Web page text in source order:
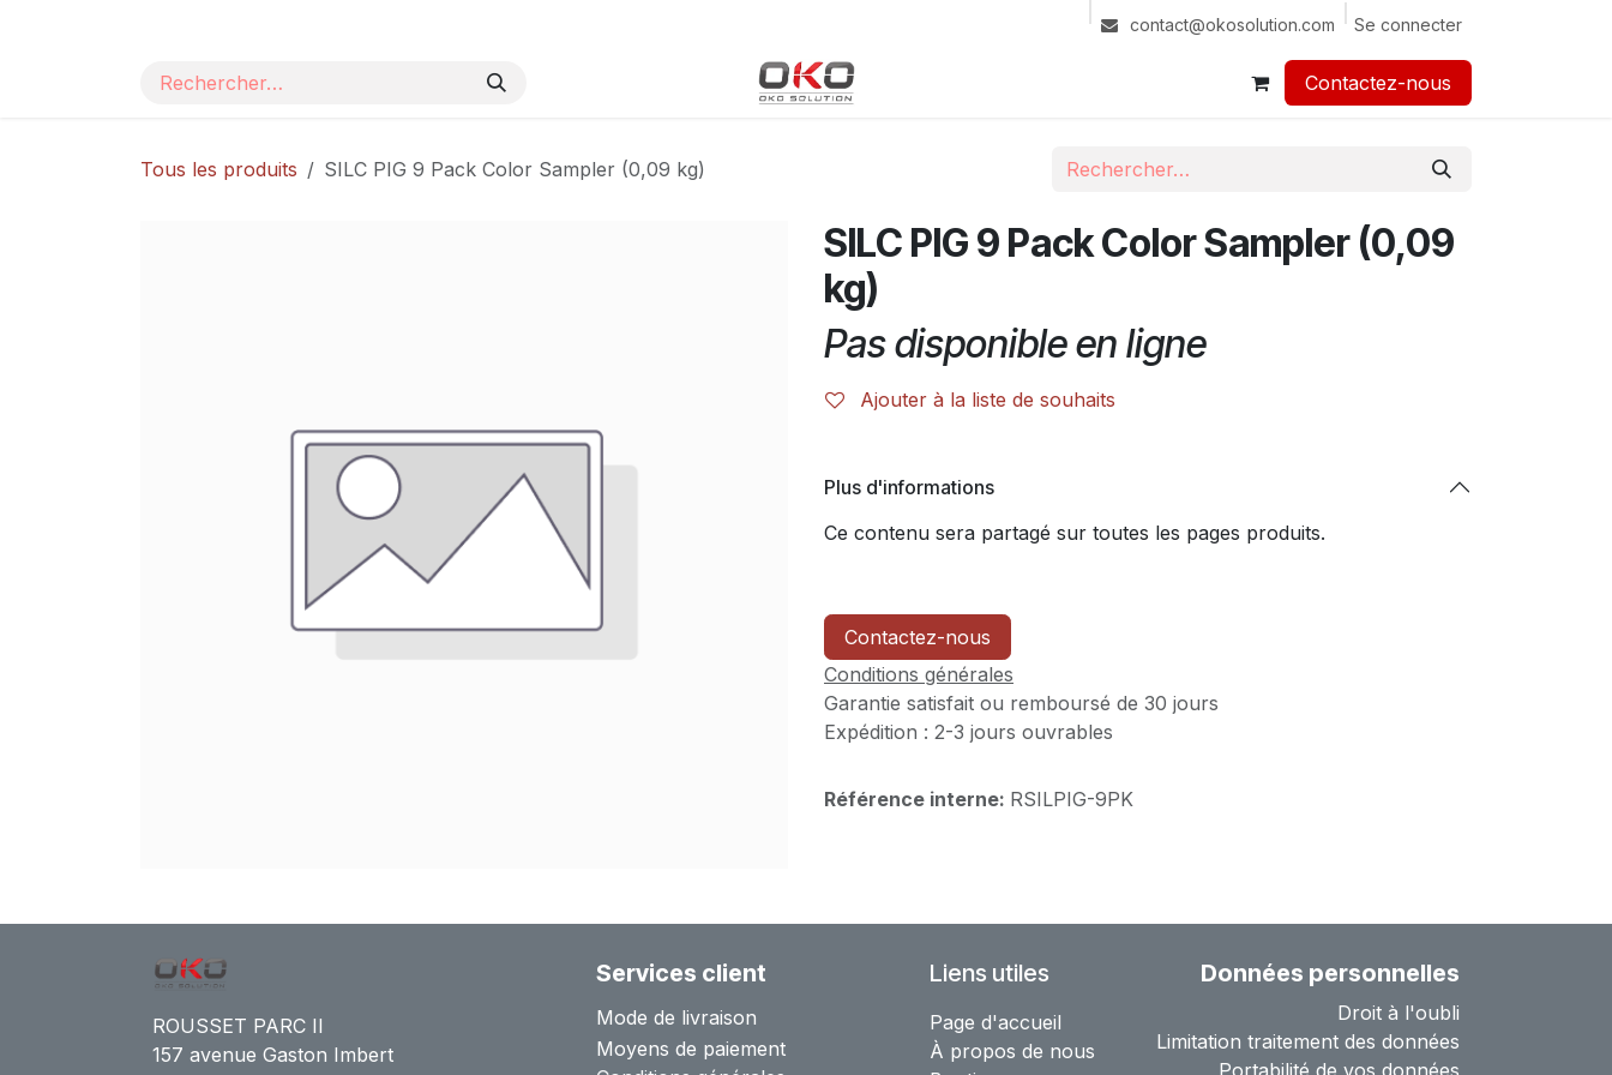
contact@okosolution.com Se connecter
Contactez-nous​​
Tous les produits SILC PIG 9 Pack Color Sampler (0,09 kg)
SILC PIG 9 Pack Color Sampler (0,09
kg)
Pas disponible en ligne
Ajouter à la liste de souhaits
Plus d'informations
Ce contenu sera partagé sur toutes les pages produits.
Contactez-nous
Conditions générales
Garantie satisfait ou remboursé de 30 jours
Expédition : 2-3 jours ouvrables
Référence interne: RSILPIG-9PK
ROUSSET PARC II
157 avenue Gaston Imbert
Données personnelles
Droit à l'oubli
Limitation traitement des données
Services client
Mode de livraison
Moyens de paiement
Liens utiles
Page d'accueil
À propos de nous